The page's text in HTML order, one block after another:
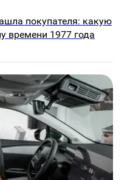
покупателя: какую
времени 1977 года